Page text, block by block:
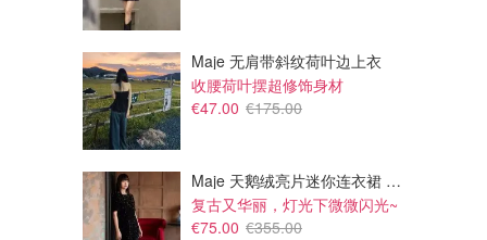
Maje 无肩带斜纹荷叶边上衣
收腰荷叶摆超修饰身材
€47.00 €175.00
Maje 天鹅绒亮片迷你连衣裙 黑色
复古又华丽，灯光下微微闪光~
€75.00 €355.00